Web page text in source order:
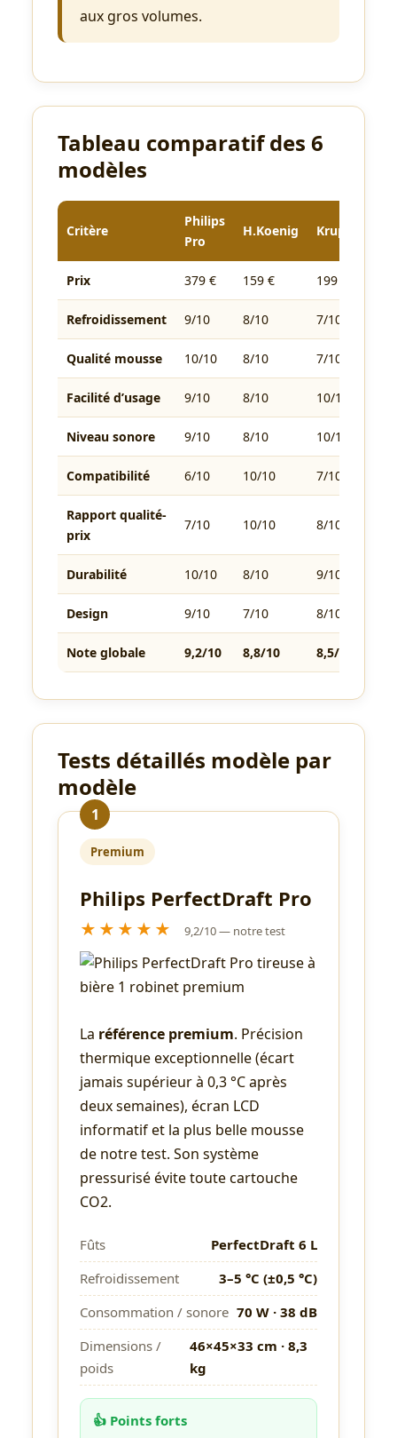
aux gros volumes.
Tableau comparatif des 6
modèles
Critère
Philips
Pro
H.Koenig Krups
Prix 379 € 159 € 199 €
Refroidissement 9/10 8/10 7/10
Qualité mousse 10/10 8/10 7/10
Facilité d’usage 9/10 8/10 10/10
Niveau sonore 9/10 8/10 10/10
Compatibilité 6/10 10/10 7/10
Rapport qualité-
prix
7/10 10/10 8/10
Durabilité 10/10 8/10 9/10
Design 9/10 7/10 8/10
Note globale 9,2/10 8,8/10 8,5/10
Tests détaillés modèle par
modèle
1
Premium
Philips PerfectDraft Pro
★★★★★ 9,2/10 — notre test
La référence premium. Précision
thermique exceptionnelle (écart
jamais supérieur à 0,3 °C après
deux semaines), écran LCD
informatif et la plus belle mousse
de notre test. Son système
pressurisé évite toute cartouche
CO2.
Fûts
PerfectDraft 6 L
Refroidissement
3–5 °C (±0,5 °C)
Consommation / sonore 70 W · 38 dB
Dimensions /
poids
46×45×33 cm · 8,3
kg
👍 Points forts